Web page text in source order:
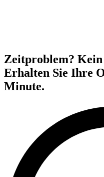
Zeitproblem?
Erhalten Sie Ihre
Minute.